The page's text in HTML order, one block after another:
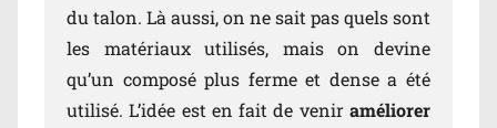
du talon. Là aussi, on ne sait pas quels sont
les matériaux utilisés, mais on devine
qu’un composé plus ferme et dense a été
utilisé. L’idée est en fait de venir améliorer